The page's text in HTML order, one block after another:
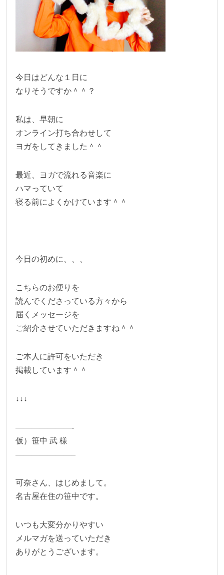
今日はどんな１日に
なりそうですか＾＾？
私は、早朝に
オンライン打ち合わせして
ヨガをしてきました＾＾
最近、ヨガで流れる音楽に
ハマっていて
寝る前によくかけています＾＾
今日の初めに、、、
こちらのお便りを
読んでくださっている方々から
届くメッセージを
ご紹介させていただきますね＾＾
ご本人に許可をいただき
掲載しています＾＾
↓↓↓
———————-
仮）笹中 武 様
———————–
可奈さん、はじめまして。
名古屋在住の笹中です。
いつも大変分かりやすい
メルマガを送っていただき
ありがとうございます。